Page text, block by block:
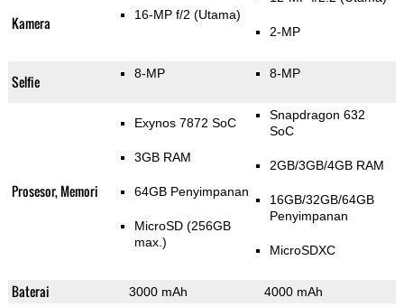
Kamera 16-MP f/2 (Utama)
2-MP
Selfie 8-MP 8-MP
Prosesor, Memori
Exynos 7872 SoC
3GB RAM
64GB Penyimpanan
MicroSD (256GB
max.)
Snapdragon 632
SoC
2GB/3GB/4GB RAM
16GB/32GB/64GB
Penyimpanan
MicroSDXC
Baterai 3000 mAh 4000 mAh